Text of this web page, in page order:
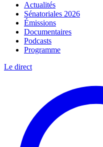
Actualités
Sénatoriales 2026
Émissions
Documentaires
Podcasts
Programme
Le direct